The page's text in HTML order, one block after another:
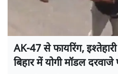
AK-47 से फायरिंग,
बिहार में योगी मॉडल